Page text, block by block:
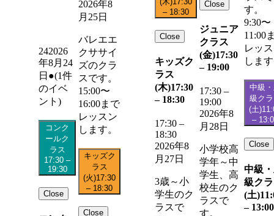
242026
年8月24
日 ●(1件
のイベ
ント)
コンク
ールク
ラス
17:30 –
19:30
Close
2026年8
月25日
バレエエ
クササイ
ズのクラ
スです。
15:00〜
16:00まで
レッスン
します。
キッズク
ラス
(火)17:30
– 18:30
Close
– 18:30
Close
キッズク
ラス
(木)17:30
– 18:30
17:30 –
18:30
2026年8
月27日
3歳～小
学生のク
ラスで
Close
ジュニア
クラス
(金)17:30
– 19:00
17:30 –
19:00
2026年8
月28日
小学校高
学年～中
学生、高
校生のク
ラスで
す。
す。
9:30〜
11:00
レッ
しま
中級
級ク
(土)
–
Close
中級
級ク
(土)
– 13:00